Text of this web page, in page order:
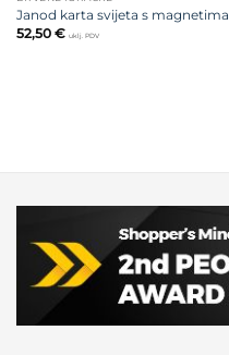
Janod karta svijeta s magnetima
52,50 € uklj. PDV